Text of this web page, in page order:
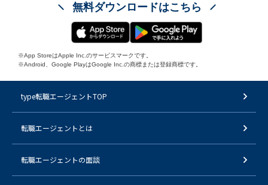
無料ダウンロードはこちら
※App StoreはApple Inc.のサービスマークです。
※Android、Google PlayはGoogle Inc.の商標または登録商標です。
type転職エージェントTOP
転職エージェントとは
転職エージェントの面談